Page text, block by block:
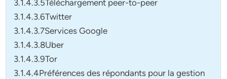
3.1.4.3.5Téléchargement peer-to-peer
3.1.4.3.6Twitter
3.1.4.3.7Services Google
3.1.4.3.8Uber
3.1.4.3.9Tor
3.1.4.4Préférences des répondants pour la gestion